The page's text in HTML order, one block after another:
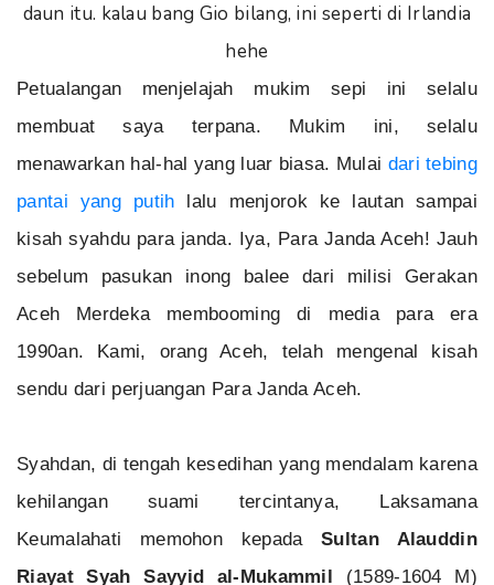
daun itu. kalau bang Gio bilang, ini seperti di Irlandia
hehe
Petualangan menjelajah mukim sepi ini selalu
membuat saya terpana. Mukim ini, selalu
menawarkan hal-hal yang luar biasa. Mulai dari tebing
pantai yang putih lalu menjorok ke lautan sampai
kisah syahdu para janda. Iya, Para Janda Aceh! Jauh
sebelum pasukan inong balee dari milisi Gerakan
Aceh Merdeka membooming di media para era
1990an. Kami, orang Aceh, telah mengenal kisah
sendu dari perjuangan Para Janda Aceh.
Syahdan, di tengah kesedihan yang mendalam karena
kehilangan suami tercintanya, Laksamana
Keumalahati memohon kepadaSultan Alauddin
Riayat Syah Sayyid al-Mukammil (1589-1604 M)